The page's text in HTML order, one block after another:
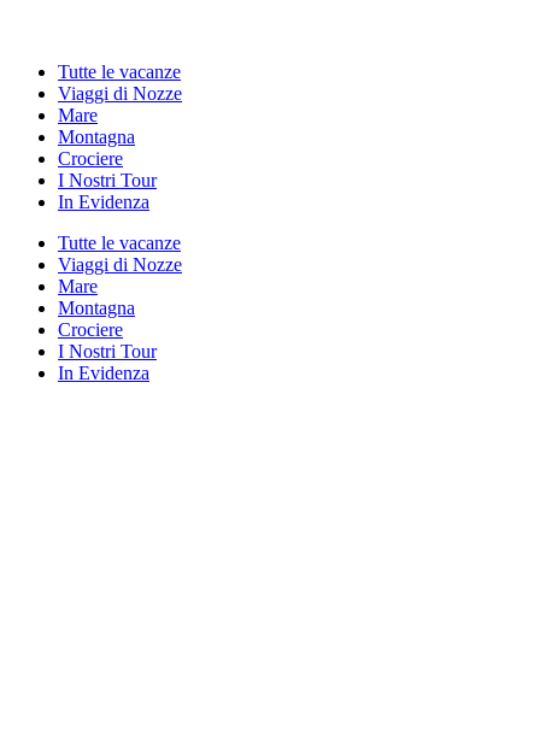
Tutte le vacanze
Viaggi di Nozze
Mare
Montagna
Crociere
I Nostri Tour
In Evidenza
Tutte le vacanze
Viaggi di Nozze
Mare
Montagna
Crociere
I Nostri Tour
In Evidenza